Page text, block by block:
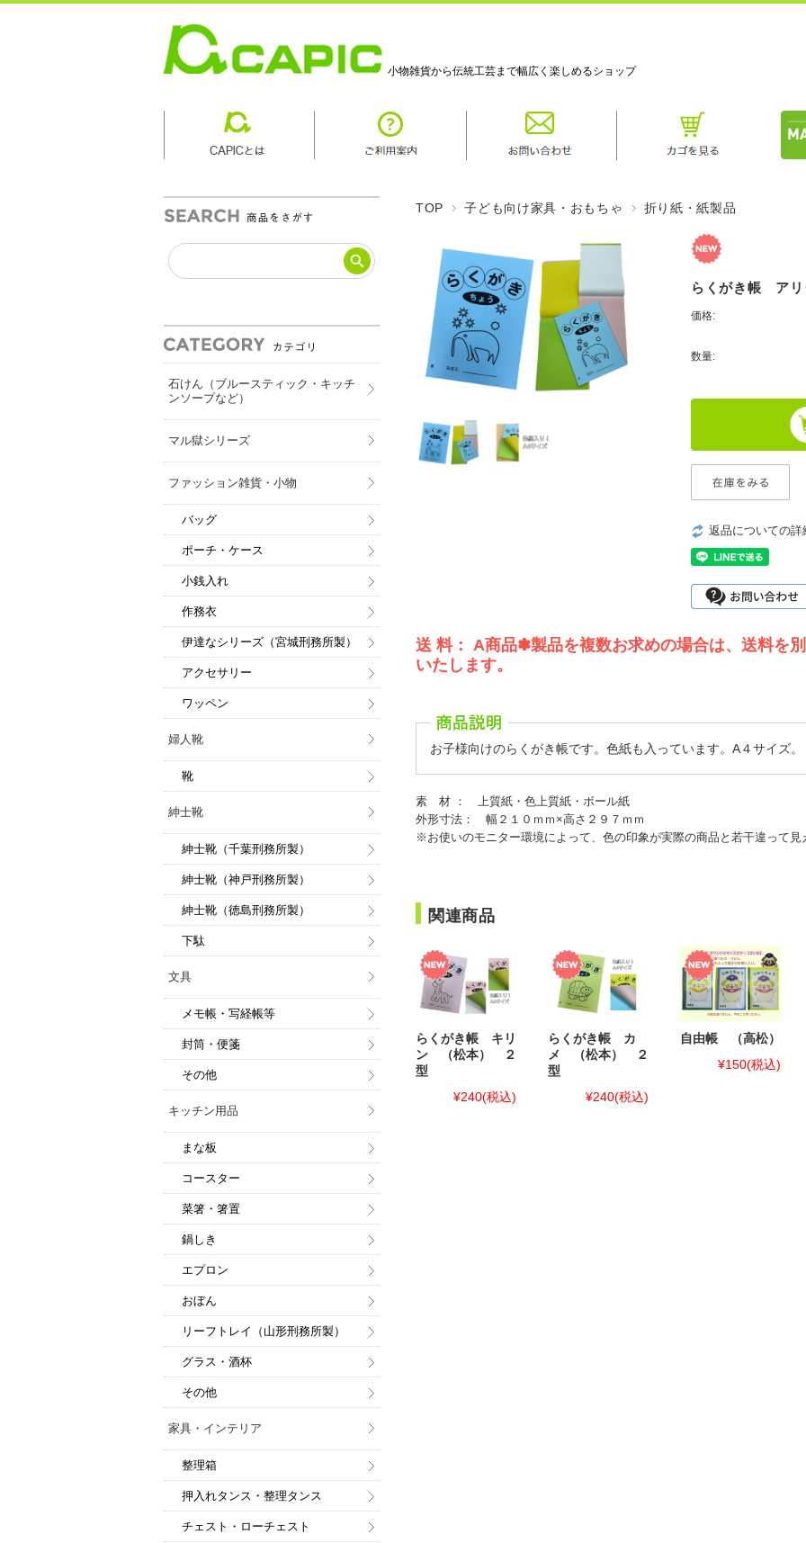
小物雑貨から伝統工芸まで幅広く楽しめるショップ
TOP 子ども向け家具・おもちゃ 折り紙・紙製品
らくがき帳 ア
価格:
数量:
返品についての詳
送 料： A商品✽製品を複数お求めの場合は、送料を
いたします。
お子様向けのらくがき帳です。色紙も入っています。A４サイズ。
素 材 ： 上質紙・色上質紙・ボール紙
外形寸法： 幅２１０ｍｍ×高さ２９７ｍｍ
※お使いのモニター環境によって、色の印象が実際の商品と若干違って見
関連商品
らくがき帳 キリ
ン （松本） ２
型
¥240(税込)
らくがき帳 カ
メ （松本） ２
型
¥240(税込)
自由帳 （高松）
¥150(税込)
石けん（ブルースティック・キッチ
ンソープなど）
マル獄シリーズ
ファッション雑貨・小物
バッグ
ポーチ・ケース
小銭入れ
作務衣
伊達なシリーズ（宮城刑務所製）
アクセサリー
ワッペン
婦人靴
靴
紳士靴
紳士靴（千葉刑務所製）
紳士靴（神戸刑務所製）
紳士靴（徳島刑務所製）
下駄
文具
メモ帳・写経帳等
封筒・便箋
その他
キッチン用品
まな板
コースター
菜箸・箸置
鍋しき
エプロン
おぼん
リーフトレイ（山形刑務所製）
グラス・酒杯
その他
家具・インテリア
整理箱
押入れタンス・整理タンス
チェスト・ローチェスト